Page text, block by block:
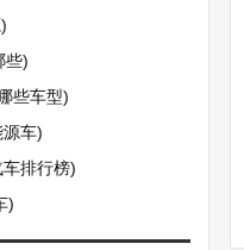
些)
些车型)
车)
排行榜)
)